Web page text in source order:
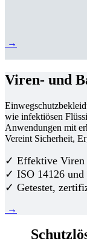
→
Viren- und
wie infektiösen
Anwendungen mit
Vereint Sicherheit,
✓ Effektive Viren
✓ ISO 14126
✓ Getestet,
→